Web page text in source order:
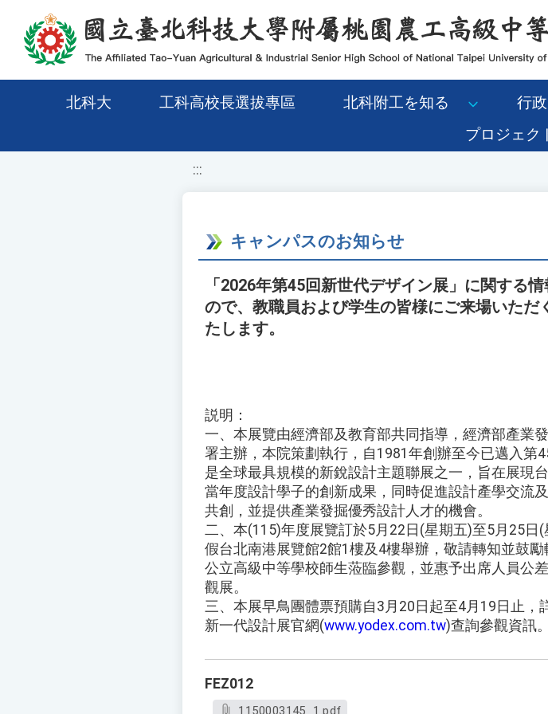
移至網頁之主要內容區位置
北科大 工科高校長選拔專區 北科附工を知る 行政
プロジェク
:::
キャンパスのお知らせ
「2026年第45回新世代デザイン展」に関する
ので、教職員および学生の皆様にご来場いた
たします。
説明：
一、本展覽由經濟部及教育部共同指導，經濟部產業
署主辦，本院策劃執行，自1981年創辦至今已邁入第
是全球最具規模的新銳設計主題聯展之一，旨在展現
當年度設計學子的創新成果，同時促進設計產學交流
共創，並提供產業發掘優秀設計人才的機會。
二、本(115)年度展覽訂於5月22日(星期五)至5月25日(
假台北南港展覽館2館1樓及4樓舉辦，敬請轉知並鼓勵
公立高級中等學校師生蒞臨參觀，並惠予出席人員公
觀展。
三、本展早鳥團體票預購自3月20日起至4月19日止，
新一代設計展官網(www.yodex.com.tw)查詢參觀資訊。
FEZ012
1150003145_1.pdf